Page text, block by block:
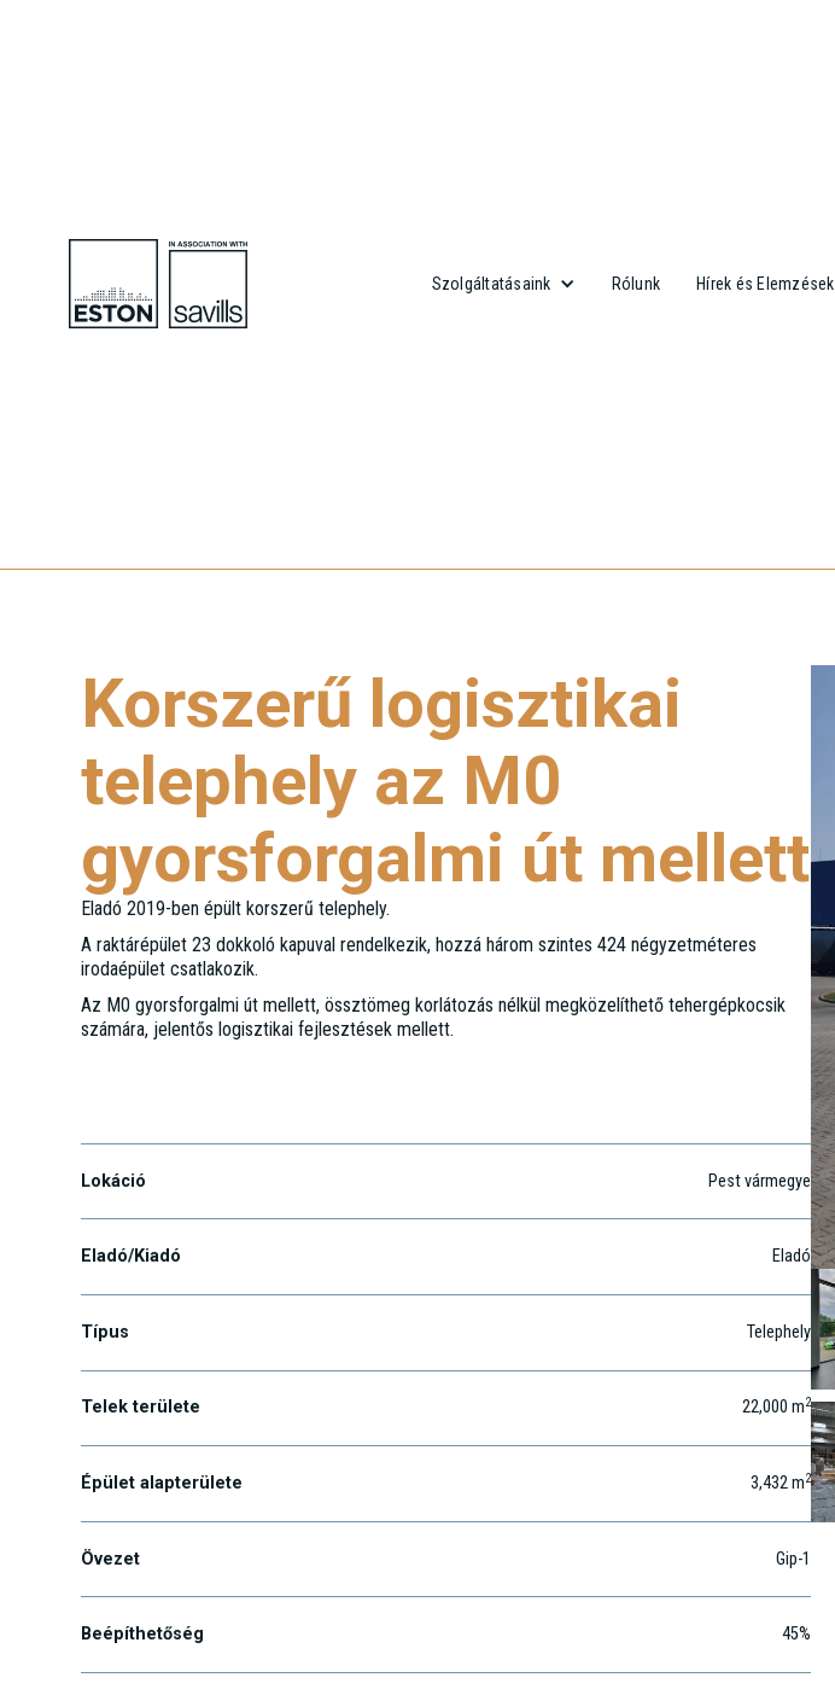
Szolgáltatásaink Rólunk Hírek és Elemzések
Korszerű logisztikai
telephely az M0
gyorsforgalmi út mellett
Eladó 2019-ben épült korszerű telephely.
A raktárépület 23 dokkoló kapuval rendelkezik, hozzá három szintes 424 négyzetméteres
irodaépület csatlakozik.
Az M0 gyorsforgalmi út mellett, össztömeg korlátozás nélkül megközelíthető tehergépkocsik
számára, jelentős logisztikai fejlesztések mellett.
Lokáció Pest vármegye
Eladó/Kiadó Eladó
Típus Telephely
Telek területe 22,000 m2
Épület alapterülete 3,432m2
Övezet Gip-1
Beépíthetőség 45%